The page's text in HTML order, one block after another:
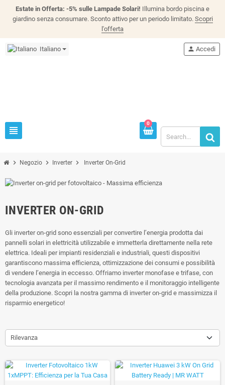
Estate in Offerta: -5% sulle Lampade Solari! Illumina bordo piscina e
giardino senza consumare. Sconto attivo per un periodo limitato. Scopri
l'offerta
Italiano
view_headline
person Accedi
0
chevron_right Negozio chevron_right Inverter chevron_right Inverter On-Grid
INVERTER ON-GRID
Gli inverter on-grid sono essenziali per convertire l’energia prodotta dai
pannelli solari in elettricità utilizzabile e immetterla direttamente nella rete
elettrica. Ideali per impianti residenziali e industriali, questi dispositivi
garantiscono massima efficienza, ottimizzazione dei consumi e possibilità
di vendere l’energia in eccesso. Offriamo inverter monofase e trifase, con
tecnologia avanzata per il massimo rendimento e il monitoraggio intelligente
della produzione. Scopri la nostra gamma di inverter on-grid e massimizza il
risparmio energetico!
Rilevanza